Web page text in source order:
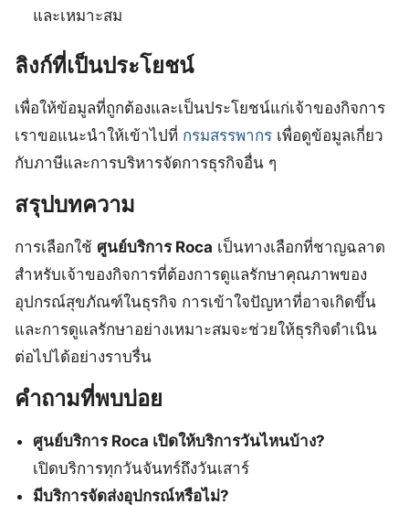
และเหมาะสม
ลิงก์ที่เป็นประโยชน์
เพื่อให้ข้อมูลที่ถูกต้องและเป็นประโยชน์แก่เจ้าของกิจการ
เราขอแนะนำให้เข้าไปที่ กรมสรรพากร เพื่อดูข้อมูลเกี่ยว
กับภาษีและการบริหารจัดการธุรกิจอื่น ๆ
สรุปบทความ
การเลือกใช้ ศูนย์บริการ Roca เป็นทางเลือกที่ชาญฉลาด
สำหรับเจ้าของกิจการที่ต้องการดูแลรักษาคุณภาพของ
อุปกรณ์สุขภัณฑ์ในธุรกิจ การเข้าใจปัญหาที่อาจเกิดขึ้น
และการดูแลรักษาอย่างเหมาะสมจะช่วยให้ธุรกิจดำเนิน
ต่อไปได้อย่างราบรื่น
คำถามที่พบบ่อย
ศูนย์บริการ Roca เปิดให้บริการวันไหนบ้าง?
เปิดบริการทุกวันจันทร์ถึงวันเสาร์
มีบริการจัดส่งอุปกรณ์หรือไม่?